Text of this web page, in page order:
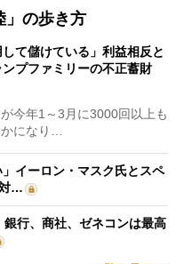
」の歩き方
して儲けている」利益相反と
プファミリーの不正蓄財
今年1～3月に3000回以上も
になり…
イーロン・マスク氏とスペ
対…
銀行、商社、ゼネコンは最高